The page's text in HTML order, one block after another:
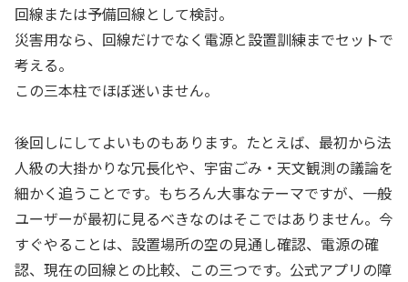
回線または予備回線として検討。
災害用なら、回線だけでなく電源と設置訓練までセットで
考える。
この三本柱でほぼ迷いません。
後回しにしてよいものもあります。たとえば、最初から法
人級の大掛かりな冗長化や、宇宙ごみ・天文観測の議論を
細かく追うことです。もちろん大事なテーマですが、一般
ユーザーが最初に見るべきなのはそこではありません。今
すぐやることは、設置場所の空の見通し確認、電源の確
認、現在の回線との比較、この三つです。公式アプリの障